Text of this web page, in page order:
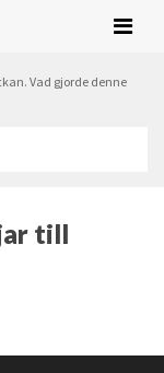
Vad gjorde denne
till